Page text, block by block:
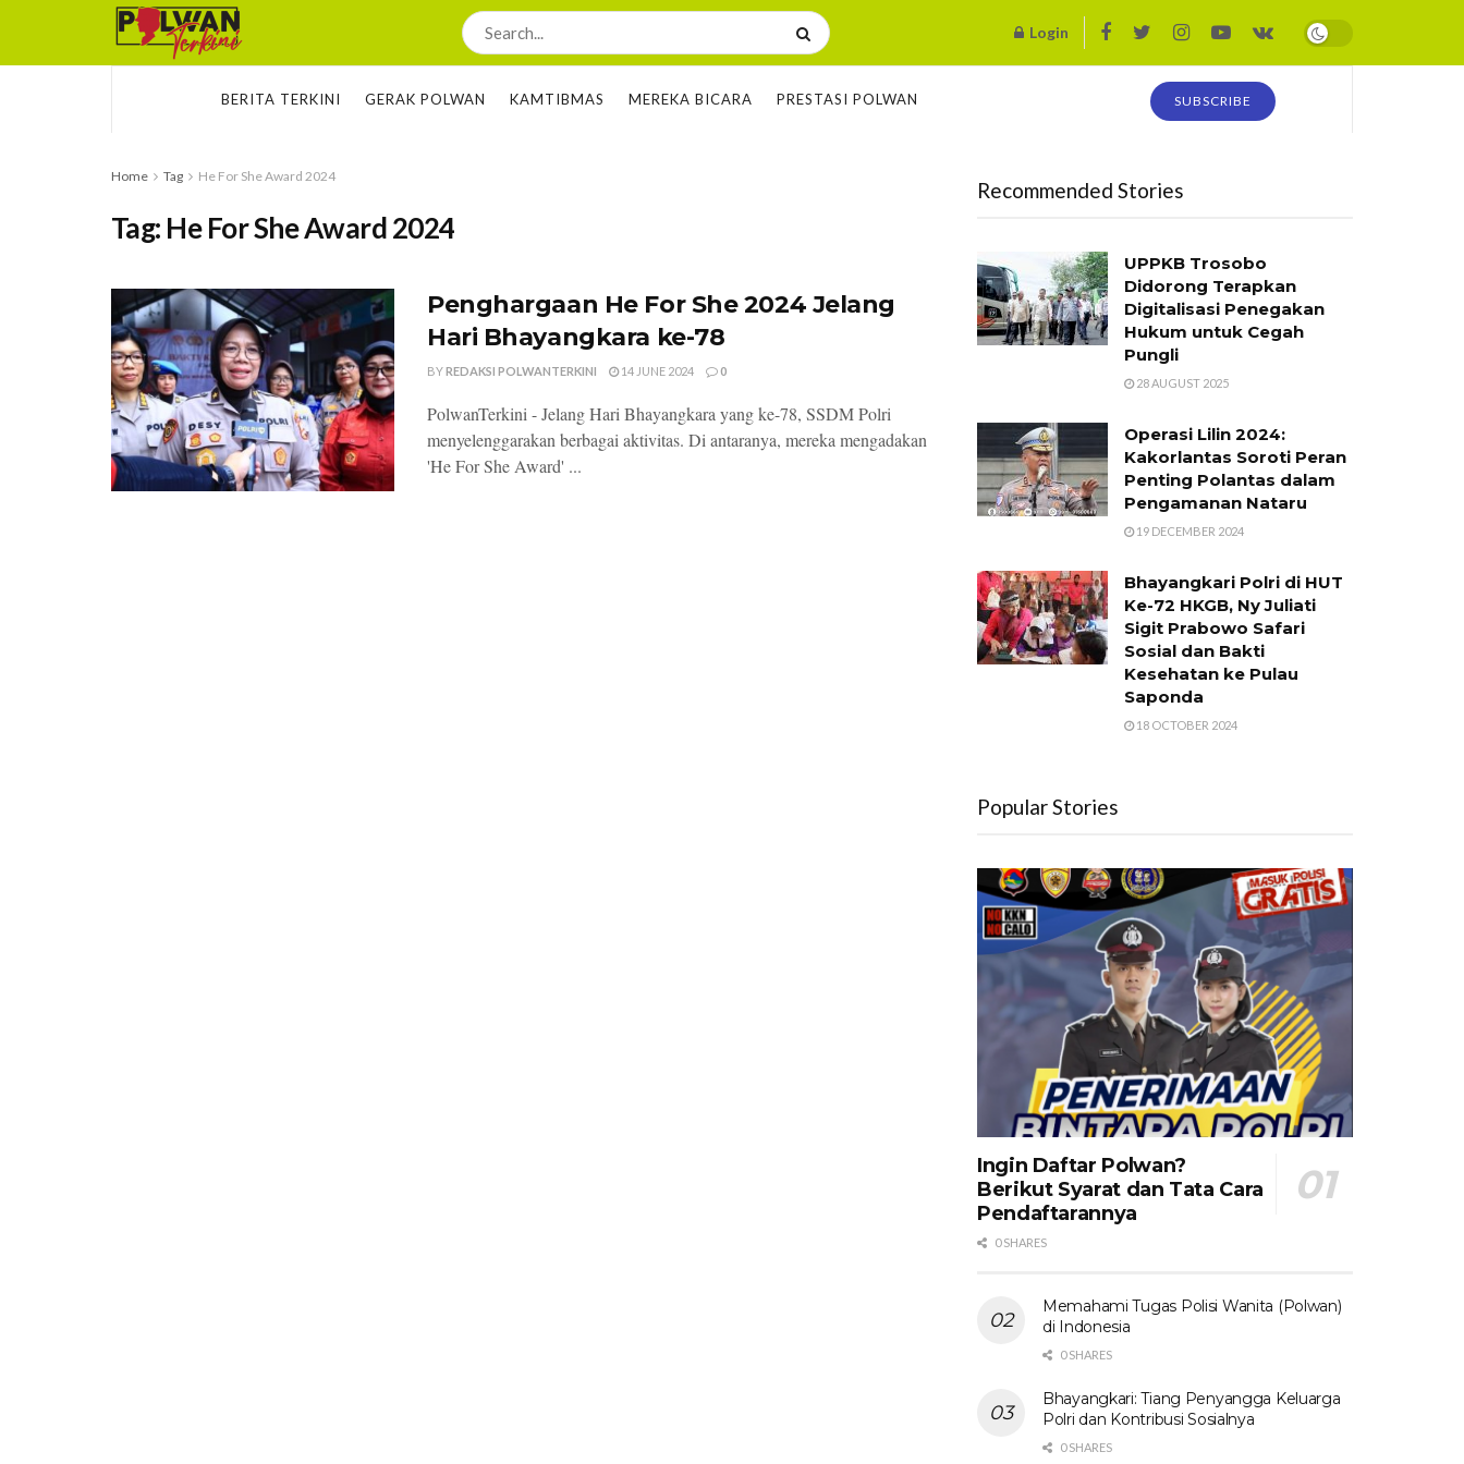
Login
BERITA TERKINI GERAK POLWAN KAMTIBMAS MEREKA BICARA PRESTASI POLWAN SUBSCRIBE
Home Tag He For She Award 2024
Tag: He For She Award 2024
Penghargaan He For She 2024 Jelang
Hari Bhayangkara ke-78
BYREDAKSI POLWANTERKINI 14 JUNE 2024 0
PolwanTerkini - Jelang Hari Bhayangkara yang ke-78, SSDM Polri
menyelenggarakan berbagai aktivitas. Di antaranya, mereka mengadakan
'He For She Award' ...
Recommended Stories
UPPKB Trosobo
Didorong Terapkan
Digitalisasi Penegakan
Hukum untuk Cegah
Pungli
28 AUGUST 2025
Operasi Lilin 2024:
Kakorlantas Soroti Peran
Penting Polantas dalam
Pengamanan Nataru
19 DECEMBER 2024
Bhayangkari Polri di HUT
Ke-72 HKGB, Ny Juliati
Sigit Prabowo Safari
Sosial dan Bakti
Kesehatan ke Pulau
Saponda
18 OCTOBER 2024
Popular Stories
Ingin Daftar Polwan?
Berikut Syarat dan Tata Cara
Pendaftarannya
0 SHARES
Memahami Tugas Polisi Wanita (Polwan)
di Indonesia
0 SHARES
Bhayangkari: Tiang Penyangga Keluarga
Polri dan Kontribusi Sosialnya
0 SHARES